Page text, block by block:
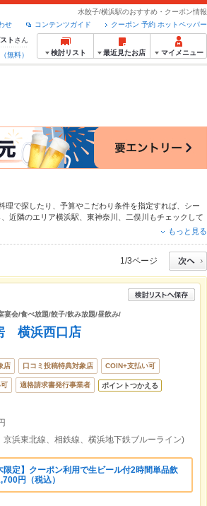
水餃子/横浜駅のおすすめ・クーポン情報
クーポン 予約 ホットペッパー
コンテンツガイド
せ
ト さん
無料）
検討リスト 最近見たお店 マイメニュー
理で探したり、予算やこだわり条件を指定すれば、シー
近隣のエリア横浜駅 東神奈川 二俣川 もチェックして
や季節のおすすめ料理な
もっと見る
1/3ページ
宴会/食べ放題/餃子/飲み放題/昼飲み/
横浜西口店
店 口コミ投稿特典対象店 COIN+支払い可
適格請求書発行事業者 ポイントつかえる
浜東北線、相鉄線、横浜地下鉄ブルーライン)
限定】クーポン利用で生ビール付2時間単品飲
円（税込）